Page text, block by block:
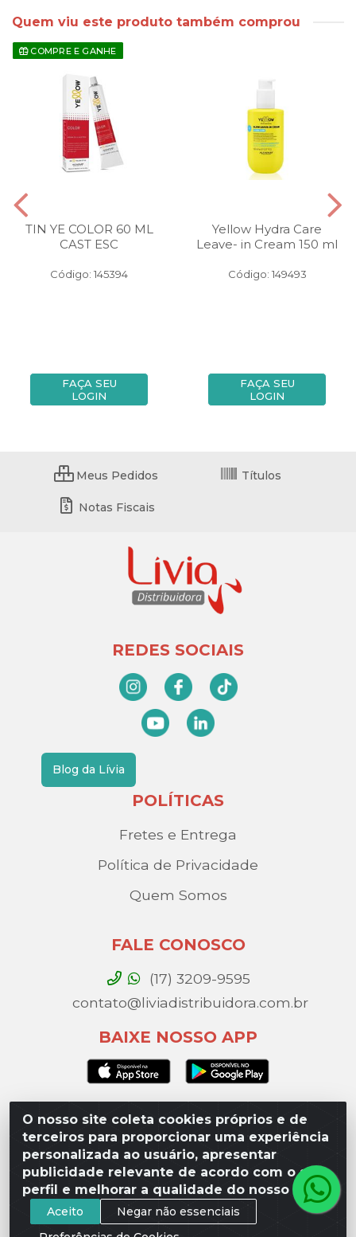
Quem viu este produto também comprou
COMPRE E GANHE
TIN YE COLOR 60 ML
CAST ESC
Código: 145394
FAÇA SEU
LOGIN
Yellow Hydra Care
Leave- in Cream 150 ml
Código: 149493
FAÇA SEU
LOGIN
O nosso site coleta cookies próprios e de
terceiros para proporcionar uma experiência
personalizada ao usuário, apresentar
publicidade relevante de acordo com o seu
perfil e melhorar a qualidade do nosso site.
Aceito
Negar não essenciais
Meus Pedidos Títulos
Notas Fiscais
REDES SOCIAIS
Blog da Lívia
POLÍTICAS
Fretes e Entrega
Política de Privacidade
Quem Somos
FALE CONOSCO
(17) 3209-9595
contato@liviadistribuidora.com.br
BAIXE NOSSO APP
Lívia Distribuidora - Av. Percy Gandini, 329 – Vila
Toninho, São José do Rio Preto / SP - CEP 15077-
000 - CNPJ 49.975.923/0003-10